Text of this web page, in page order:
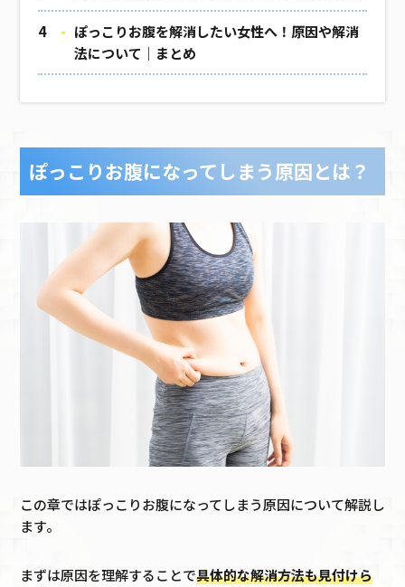
ぽっこりお腹を解消したい女性へ！原因や解消
法について｜まとめ
ぽっこりお腹になってしまう原因とは？
この章ではぽっこりお腹になってしまう原因について解説し
ます。
まずは原因を理解することで具体的な解消方法も見付けら